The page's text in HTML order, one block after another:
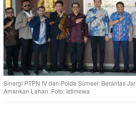
Sinergi PTPN IV dan Polda Sumsel: Berantas
Amankan Lahan. Foto: Istimewa